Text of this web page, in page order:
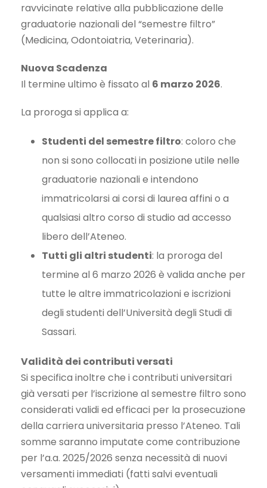
ravvicinate relative alla pubblicazione delle
graduatorie nazionali del “semestre filtro”
(Medicina, Odontoiatria, Veterinaria).
Nuova Scadenza
Il termine ultimo è fissato al 6 marzo 2026.
La proroga si applica a:
Studenti del semestre filtro: coloro che
non si sono collocati in posizione utile nelle
graduatorie nazionali e intendono
immatricolarsi ai corsi di laurea affini o a
qualsiasi altro corso di studio ad accesso
libero dell’Ateneo.
Tutti gli altri studenti: la proroga del
termine al 6 marzo 2026 è valida anche per
tutte le altre immatricolazioni e iscrizioni
degli studenti dell’Università degli Studi di
Sassari.
Validità dei contributi versati
Si specifica inoltre che i contributi universitari
già versati per l’iscrizione al semestre filtro sono
considerati validi ed efficaci per la prosecuzione
della carriera universitaria presso l’Ateneo. Tali
somme saranno imputate come contribuzione
per l’a.a. 2025/2026 senza necessità di nuovi
versamenti immediati (fatti salvi eventuali